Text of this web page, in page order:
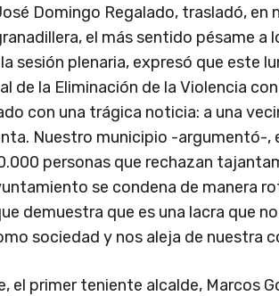
Domingo Regalado, trasladó, en
el más sentido pésame a
sesión plenaria, expresó que este
de la Eliminación de la Violencia
con una trágica noticia: a una
Nuestro municipio -argumentó-,
personas que rechazan
se condena de manera
demuestra que es una lacra que
sociedad y nos aleja de nuestra
el primer teniente alcalde, Marcos